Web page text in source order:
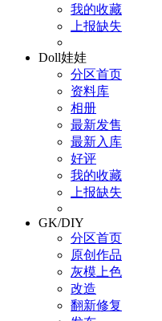
我的收藏
上报缺失
Doll娃娃
分区首页
资料库
相册
最新发售
最新入库
好评
我的收藏
上报缺失
GK/DIY
分区首页
原创作品
灰模上色
改造
翻新修复